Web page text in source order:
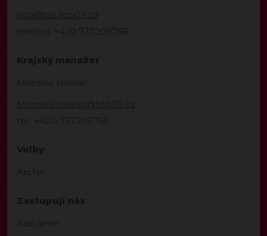
info@plz.top09.cz
telefon: +420 737209766
Krajský manažer
Miroslav Hlaváč
Miroslav.Hlavac@top09.cz
tel.: +420 737209766
Volby
Archiv
Zastupují nás
Kdo jsme